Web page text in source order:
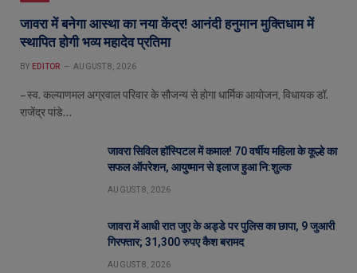
जावरा में बनेगा आस्था का नया केंद्र! आनंदी हनुमान मुक्तिधाम में
स्थापित होगी भव्य महादेव प्रतिमा
BY EDITOR AUGUST 8, 2026
– स्व. कल्याणमल अग्रवाल परिवार के सौजन्य से होगा धार्मिक आयोजन, विधायक डॉ.
राजेंद्र पांडे…
जावरा सिविल हॉस्पिटल में कमाल! 70 वर्षीय महिला के कूल्हे का
सफल ऑपरेशन, आयुष्मान से इलाज हुआ नि:शुल्क
AUGUST 8, 2026
जावरा में आधी रात जुए के अड्डे पर पुलिस का छापा, 9 जुआरी
गिरफ्तार; 31,300 रुपए कैश बरामद
AUGUST 8, 2026